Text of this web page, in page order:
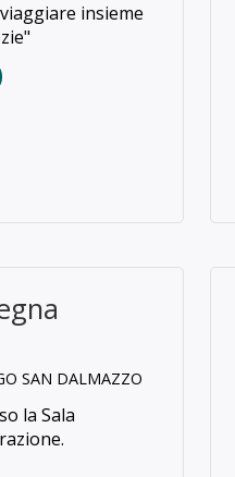
insieme
SAN DALMAZZO
la Sala